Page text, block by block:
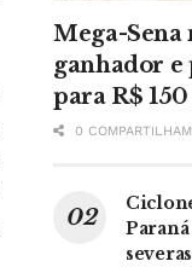
Mega-Sena
ganhador e
para R$
0
severas